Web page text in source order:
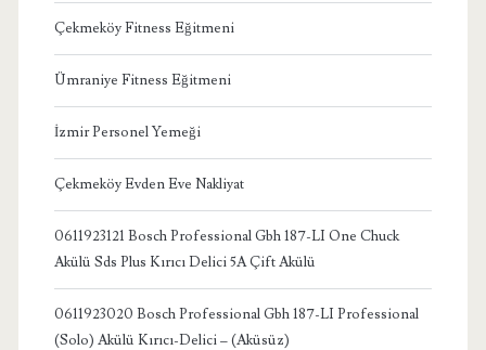
Çekmeköy Fitness Eğitmeni
Ümraniye Fitness Eğitmeni
İzmir Personel Yemeği
Çekmeköy Evden Eve Nakliyat
0611923121 Bosch Professional Gbh 187-LI One Chuck
Akülü Sds Plus Kırıcı Delici 5A Çift Akülü
0611923020 Bosch Professional Gbh 187-LI Professional
(Solo) Akülü Kırıcı-Delici – (Aküsüz)